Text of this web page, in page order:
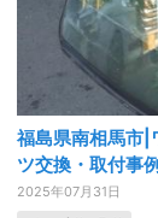
福島県南相馬市|
ツ交換・取付事
2025年07月31日